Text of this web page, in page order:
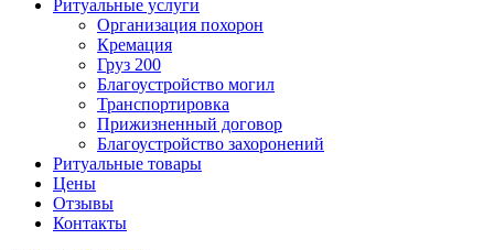
Ритуальные услуги
Организация похорон
Кремация
Груз 200
Благоустройство могил
Транспортировка
Прижизненный договор
Благоустройство захоронений
Ритуальные товары
Цены
Отзывы
Контакты